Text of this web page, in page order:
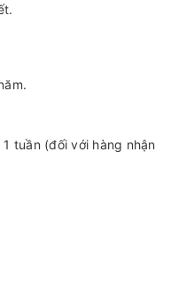
tuần (đối với hàng nhận